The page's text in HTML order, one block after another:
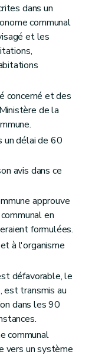
dans un
communal
et les
concerné et des
de la
un délai de 60
avis dans ce
approuve
en
formulées.
à l'organisme
défavorable, le
est transmis au
dans les 90
communal
vers un système